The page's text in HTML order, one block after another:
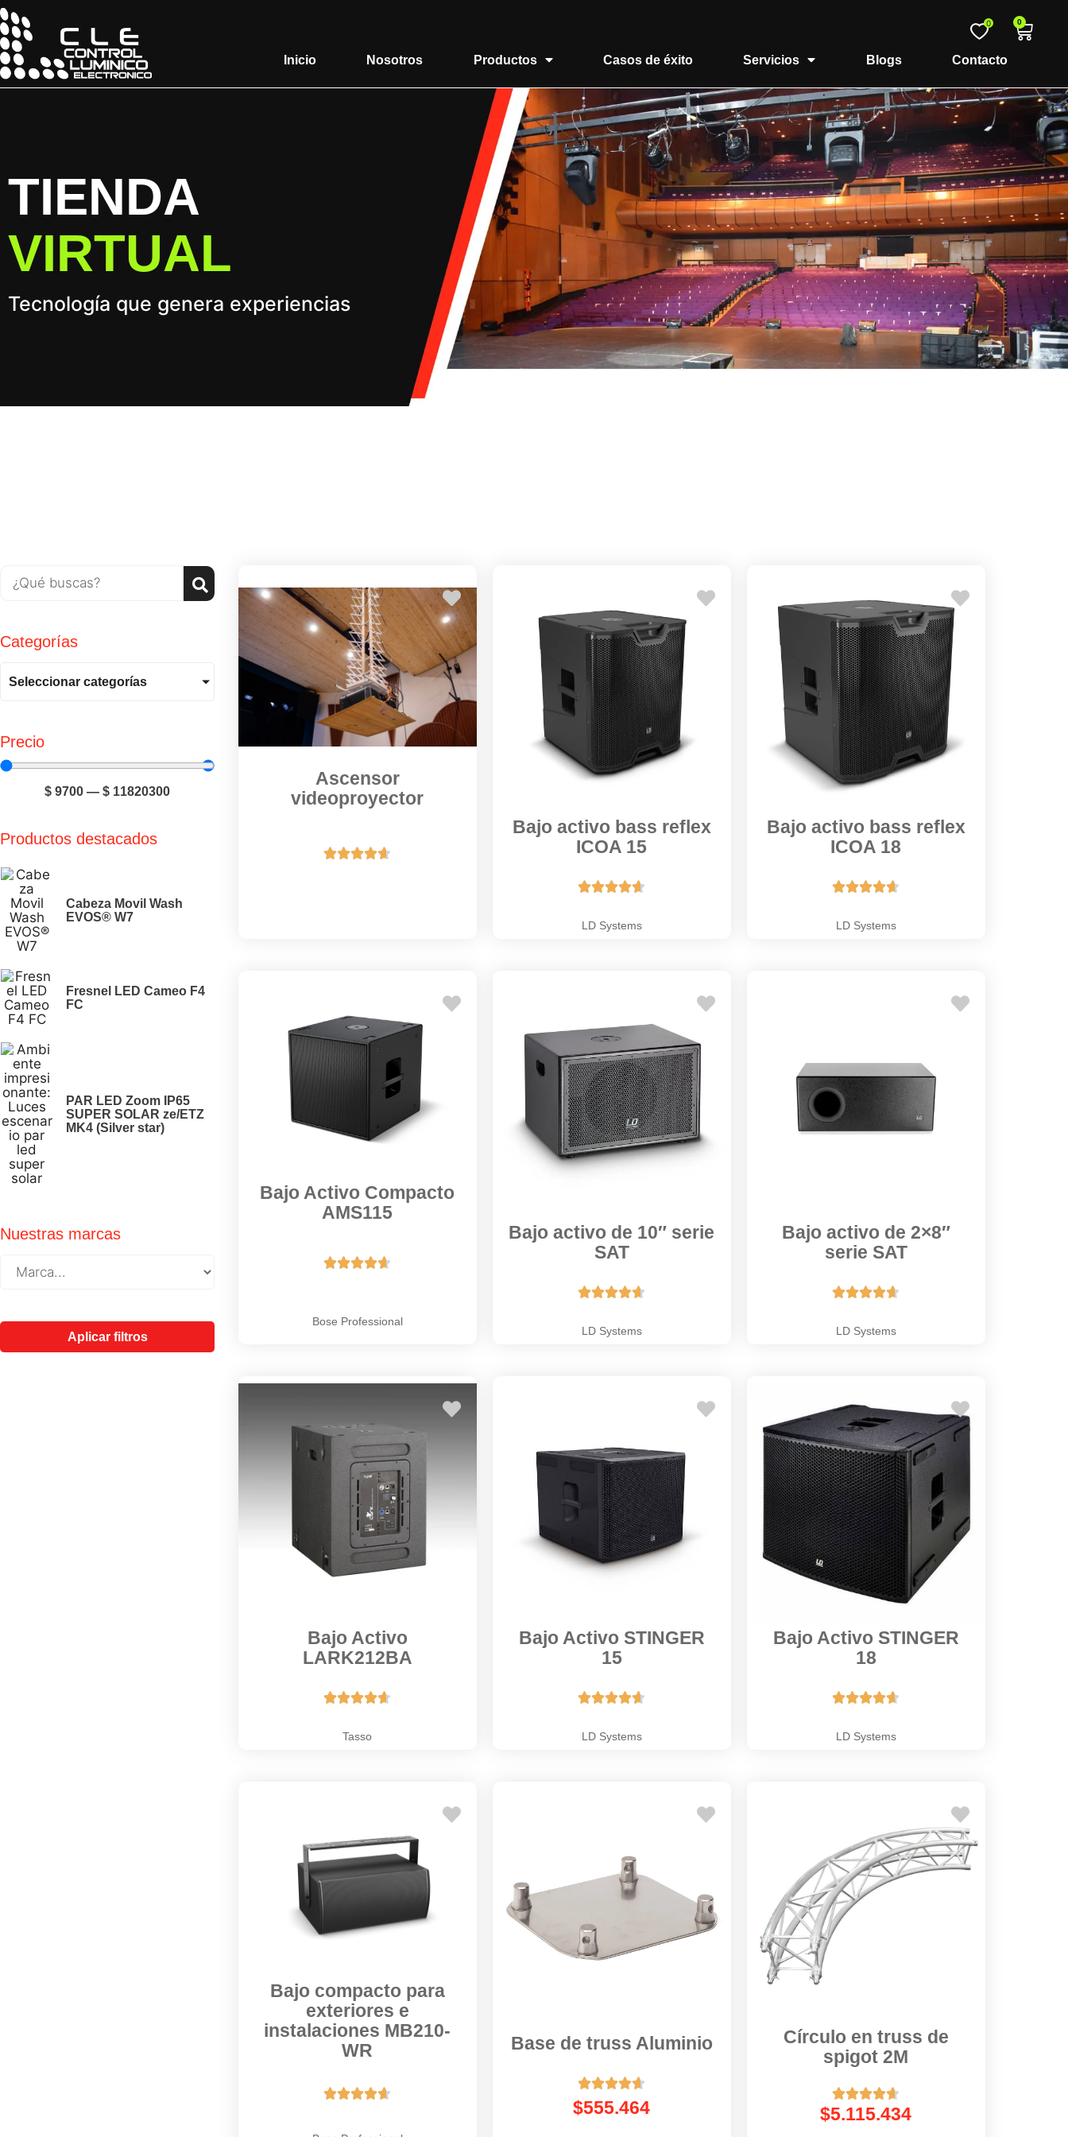
0 0
Inicio Nosotros Productos Casos de éxito Servicios Blogs Contacto
TIENDA
VIRTUAL
Tecnología que genera experiencias
Categorías
Seleccionar categorías
Precio
$ 9700 — $ 11820300
Productos destacados
Cabeza Movil Wash
EVOS® W7
Fresnel LED Cameo F4
FC
PAR LED Zoom IP65
SUPER SOLAR ze/ETZ
MK4 (Silver star)
Nuestras marcas
Aplicar filtros
Ascensor
videoproyector

Bajo activo bass reflex
ICOA 15

LD Systems
Bajo activo bass reflex
ICOA 18

LD Systems
Bajo Activo Compacto
AMS115

Bose Professional
Bajo activo de 10″ serie
SAT

LD Systems
Bajo activo de 2×8″
serie SAT

LD Systems
Bajo Activo
LARK212BA

Tasso
Bajo Activo STINGER
15

LD Systems
Bajo Activo STINGER
18

LD Systems
Bajo compacto para
exteriores e
instalaciones MB210-
WR

Base de truss Aluminio

$555.464
Círculo en truss de
spigot 2M

$5.115.434